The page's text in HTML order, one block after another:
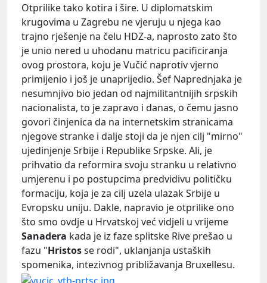
Otprilike tako kotira i šire. U diplomatskim
krugovima u Zagrebu ne vjeruju u njega kao
trajno rješenje na čelu HDZ-a, naprosto zato što
je unio nered u uhodanu matricu pacificiranja
ovog prostora, koju je Vučić naprotiv vjerno
primijenio i još je unaprijedio. Šef Naprednjaka je
nesumnjivo bio jedan od najmilitantnijih srpskih
nacionalista, to je zapravo i danas, o čemu jasno
govori činjenica da na internetskim stranicama
njegove stranke i dalje stoji da je njen cilj "mirno"
ujedinjenje Srbije i Republike Srpske. Ali, je
prihvatio da reformira svoju stranku u relativno
umjerenu i po postupcima predvidivu političku
formaciju, koja je za cilj uzela ulazak Srbije u
Evropsku uniju. Dakle, napravio je otprilike ono
što smo ovdje u Hrvatskoj već vidjeli u vrijeme
Sanadera kada je iz faze splitske Rive prešao u
fazu "Hristosse rodi", uklanjanja ustaških
spomenika, intezivnog približavanja Bruxellesu.